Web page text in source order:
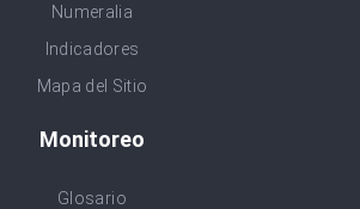
Numeralia
Indicadores
Mapa del Sitio
Monitoreo
Glosario